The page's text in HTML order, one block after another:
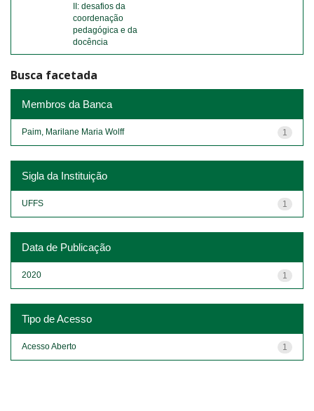
II: desafios da
coordenação
pedagógica e da
docência
Busca facetada
Membros da Banca
1
Paim, Marilane Maria Wolff
Sigla da Instituição
1
UFFS
Data de Publicação
1
2020
Tipo de Acesso
1
Acesso Aberto